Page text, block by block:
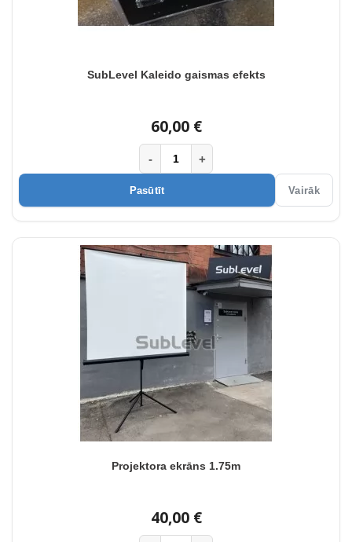
SubLevel Kaleido gaismas efekts
60,00 €
- +
Pasūtīt Vairāk
Projektora ekrāns 1.75m
40,00 €